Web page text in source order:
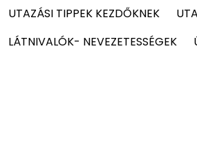
UTAZÁSI TIPPEK KEZDŐKNEK
LÁTNIVALÓK- NEVEZETESSÉGEK